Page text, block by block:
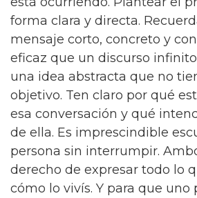
forma clara y directa.
mensaje corto, concreto y
eficaz que un discurso
una idea abstracta que no
objetivo. Ten claro por qué
esa conversación y qué
de ella. Es imprescindible
persona sin interrumpir.
derecho de expresar todo lo
cómo lo vivís. Y para que uno